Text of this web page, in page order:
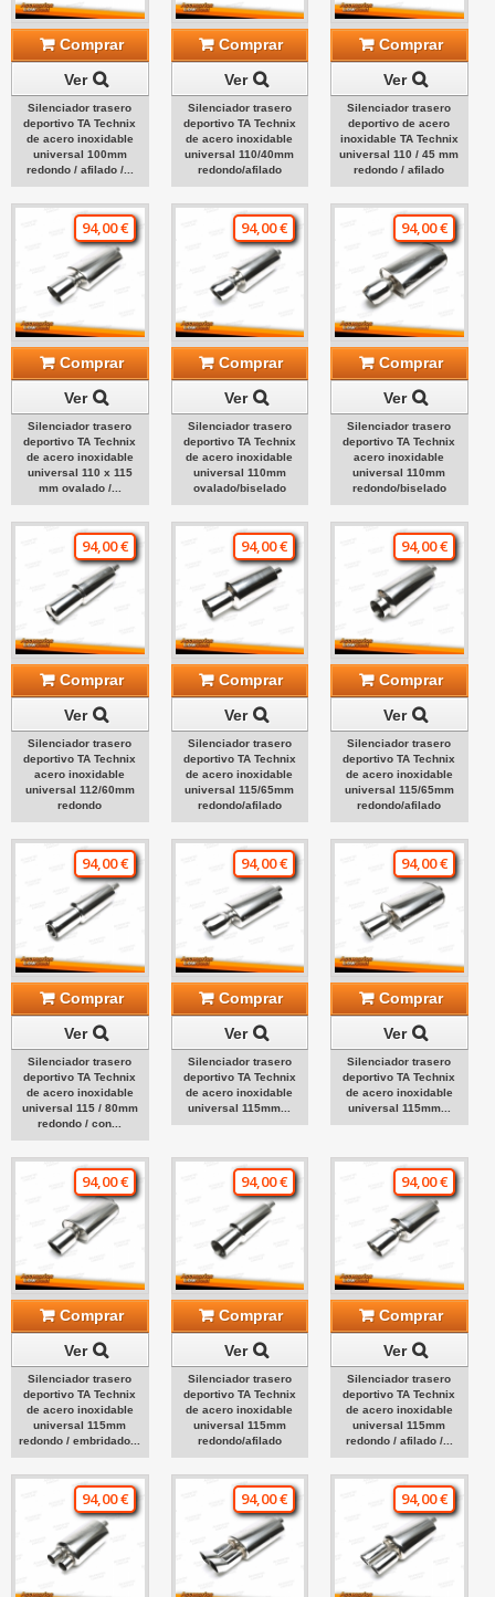
Comprar
Ver
Silenciador trasero
deportivo TA Technix
de acero inoxidable
universal 100mm
redondo / afilado /...
Comprar
Ver
Silenciador trasero
deportivo TA Technix
de acero inoxidable
universal 110/40mm
redondo/afilado
Comprar
Ver
Silenciador trasero
deportivo de acero
inoxidable TA Technix
universal 110 / 45 mm
redondo / afilado
94,00 €
Comprar
Ver
Silenciador trasero
deportivo TA Technix
de acero inoxidable
universal 110 x 115
mm ovalado /...
94,00 €
Comprar
Ver
Silenciador trasero
deportivo TA Technix
de acero inoxidable
universal 110mm
ovalado/biselado
94,00 €
Comprar
Ver
Silenciador trasero
deportivo TA Technix
acero inoxidable
universal 110mm
redondo/biselado
94,00 €
Comprar
Ver
Silenciador trasero
deportivo TA Technix
acero inoxidable
universal 112/60mm
redondo
94,00 €
Comprar
Ver
Silenciador trasero
deportivo TA Technix
de acero inoxidable
universal 115/65mm
redondo/afilado
94,00 €
Comprar
Ver
Silenciador trasero
deportivo TA Technix
de acero inoxidable
universal 115/65mm
redondo/afilado
94,00 €
Comprar
Ver
Silenciador trasero
deportivo TA Technix
de acero inoxidable
universal 115 / 80mm
redondo / con...
94,00 €
Comprar
Ver
Silenciador trasero
deportivo TA Technix
de acero inoxidable
universal 115mm...
94,00 €
Comprar
Ver
Silenciador trasero
deportivo TA Technix
de acero inoxidable
universal 115mm...
94,00 €
Comprar
Ver
Silenciador trasero
deportivo TA Technix
de acero inoxidable
universal 115mm
redondo / embridado...
94,00 €
Comprar
Ver
Silenciador trasero
deportivo TA Technix
de acero inoxidable
universal 115mm
redondo/afilado
94,00 €
Comprar
Ver
Silenciador trasero
deportivo TA Technix
de acero inoxidable
universal 115mm
redondo / afilado /...
94,00 € 94,00 € 94,00 €